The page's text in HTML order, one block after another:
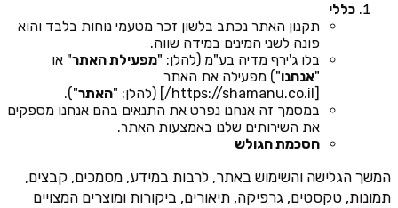
כללי
תקנון האתר נכתב בלשון זכר מטעמי נוחות בלבד והוא
פונה לשני המינים במידה שווה.
בלו ג'ירף מדיה בע"מ (להלן: "מפעילת האתר" או
"אנחנו") מפעילה את האתר
[https://shamanu.co.il/] (להלן: "
האתר").
במסמך זה אנחנו נפרט את התנאים בהם אנחנו מספקים
את השירותים שלנו באמצעות האתר.
הסכמת הגולש
המשך הגלישה והשימוש באתר, לרבות במידע, מסמכים, קבצים,
תמונות, טקסטים, גרפיקה, תיאורים, ביקורות ומוצרים המצויים